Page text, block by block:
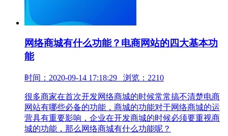
网络商城有什么功能？电商网站的四大基本功
能
时间：2020-09-14 17:18:29 浏览：2210
很多商家在首次开发网络商城的时候常常搞不清楚电商
网站有哪些必备的功能，商城的功能对于网络商城的运
营具有重要影响，企业在开发商城的时候必须要重视商
城的功能，那么网络商城有什么功能呢？